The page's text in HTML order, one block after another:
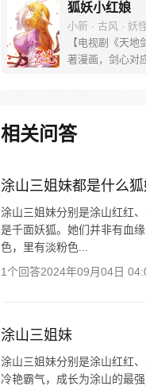
狐妖小红娘
小新 · 古风 · 妖
【电视剧《天
著漫画，剑心对
新。）
相关问答
涂山三姐妹都是什么狐
涂山三姐妹分别是涂山红红
是千面妖狐。她们并非有血
色，里有淡粉色...
1个回答2024年09月04日
涂山三姐妹
涂山三姐妹分别是涂山红红
冷艳霸气，成长为涂山的最